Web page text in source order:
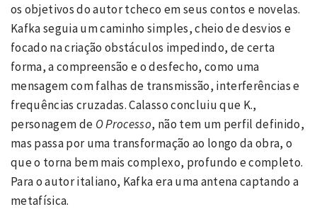
os objetivos do autor tcheco em seus contos e novelas.
Kafka seguia um caminho simples, cheio de desvios e
focado na criação obstáculos impedindo, de certa
forma, a compreensão e o desfecho, como uma
mensagem com falhas de transmissão, interferências e
frequências cruzadas. Calasso concluiu que K.,
personagem de O Processo, não tem um perfil definido,
mas passa por uma transformação ao longo da obra, o
que o torna bem mais complexo, profundo e completo.
Para o autor italiano, Kafka era uma antena captando a
metafísica.